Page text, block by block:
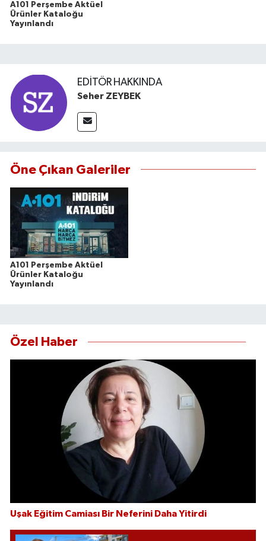
A101 Perşembe Aktüel
Ürünler Kataloğu
Yayınlandı
EDITÖR HAKKINDA
Seher ZEYBEK
Öne Çıkan Galeriler
A101 Perşembe Aktüel
Ürünler Kataloğu
Yayınlandı
Özel Haber
Uşak Eğitim Camiası Bir Neferini Daha Yitirdi